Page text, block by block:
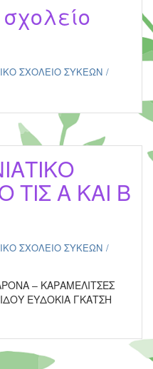
ΣΧΟΛΕΙΟ ΣΥΚΕΩΝ
ΤΙΣ Α ΚΑΙ Β
ΣΧΟΛΕΙΟ ΣΥΚΕΩΝ
– ΚΑΡΑΜΕΛΙΤΣΕΣ
ΕΥΔΟΚΙΑ ΓΚΑΤΣΗ